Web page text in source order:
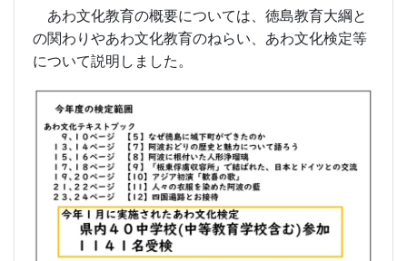
あわ文化教育の概要については、徳島教育大綱と
の関わりやあわ文化教育のねらい、あわ文化検定等
について説明しました。